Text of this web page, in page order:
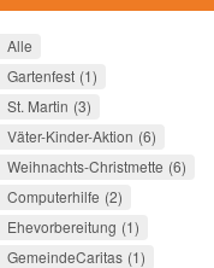
Alle
Gartenfest 1
St. Martin 3
Väter-Kinder-Aktion 6
Weihnachts-Christmette 6
Computerhilfe 2
Ehevorbereitung 1
GemeindeCaritas 1